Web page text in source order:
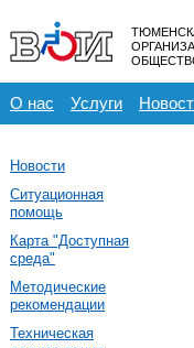
О нас Услуги
Новости
Ситуационная
помощь
Карта "Доступная
среда"
Методические
рекомендации
Техническая